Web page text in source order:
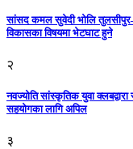
सांसद कमल सुवेदी भोलि
विकासका विषयमा भेटघाट हुने
२
नवज्योति सांस्कृतिक युवा
सहयोगका लागि अपिल
३